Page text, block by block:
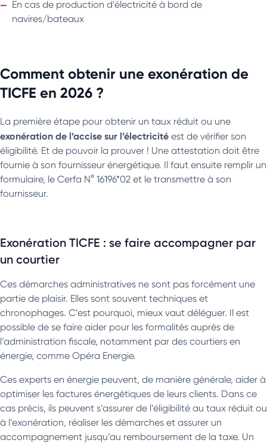
En cas de production d’électricité à bord de
navires/bateaux
Comment obtenir une exonération de
TICFE en 2026 ?
La première étape pour obtenir un taux réduit ou une
exonération de l’accise sur l’électricité est de vérifier son
éligibilité. Et de pouvoir la prouver ! Une attestation doit être
fournie à son fournisseur énergétique. Il faut ensuite remplir un
formulaire, le Cerfa N° 16196*02 et le transmettre à son
fournisseur.
Exonération TICFE : se faire accompagner par
un courtier
Ces démarches administratives ne sont pas forcément une
partie de plaisir. Elles sont souvent techniques et
chronophages. C’est pourquoi, mieux vaut déléguer. Il est
possible de se faire aider pour les formalités auprès de
l’administration fiscale, notamment par des courtiers en
énergie, comme Opéra Energie.
Ces experts en énergie peuvent, de manière générale, aider à
optimiser les factures énergétiques de leurs clients. Dans ce
cas précis, ils peuvent s’assurer de l’éligibilité au taux réduit ou
à l’exonération, réaliser les démarches et assurer un
accompagnement jusqu’au remboursement de la taxe. Un